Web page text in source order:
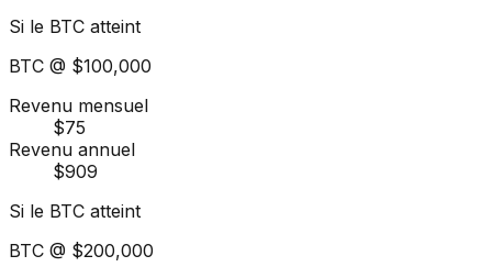
Si le BTC atteint
BTC @ $100,000
Revenu mensuel
$75
Revenu annuel
$909
Si le BTC atteint
BTC @ $200,000